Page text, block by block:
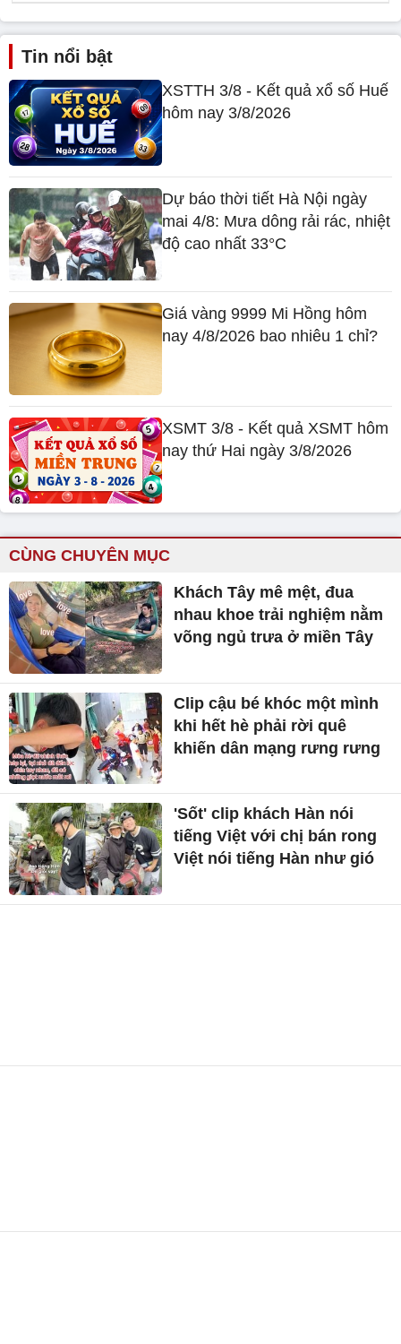
Tin nổi bật
XSTTH 3/8 - Kết quả xổ số Huế
hôm nay 3/8/2026
Dự báo thời tiết Hà Nội ngày
mai 4/8: Mưa dông rải rác, nhiệt
độ cao nhất 33°C
Giá vàng 9999 Mi Hồng hôm
nay 4/8/2026 bao nhiêu 1 chỉ?
XSMT 3/8 - Kết quả XSMT hôm
nay thứ Hai ngày 3/8/2026
CÙNG CHUYÊN MỤC
Khách Tây mê mệt, đua
nhau khoe trải nghiệm nằm
võng ngủ trưa ở miền Tây
Clip cậu bé khóc một mình
khi hết hè phải rời quê
khiến dân mạng rưng rưng
'Sốt' clip khách Hàn nói
tiếng Việt với chị bán rong
Việt nói tiếng Hàn như gió